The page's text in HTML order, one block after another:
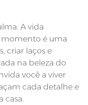
a 40ºC; Proibido
secar em tambor;
em varal; Proibido ferro
Proibido lavar a seco
A vida
momento é uma
criar laços e
na beleza do
você a viver
cada detalhe e
casa.